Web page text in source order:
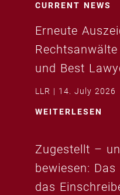
CURRENT NEWS
Erneute
und Best
LLR 14. July 2026
WEITERLESEN
Zugestellt –
bewiesen:
das